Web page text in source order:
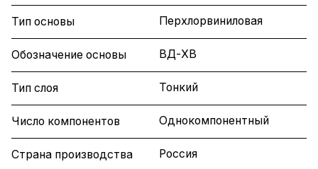
Тип основы Перхлорвиниловая
Обозначение основы ВД-ХВ
Тип слоя Тонкий
Число компонентов Однокомпонентный
Страна производства Россия